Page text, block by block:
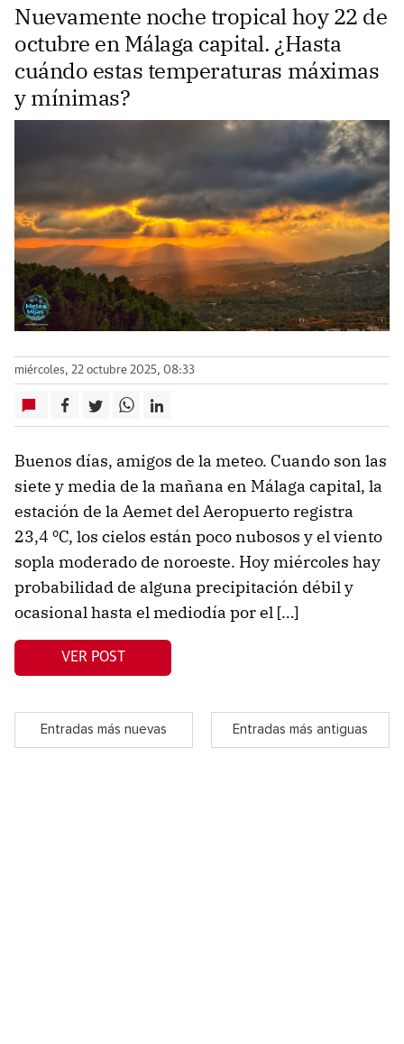
Nuevamente noche tropical hoy 22 de
octubre en Málaga capital. ¿Hasta
cuándo estas temperaturas máximas
y mínimas?
miércoles, 22 octubre 2025, 08:33
Buenos días, amigos de la meteo. Cuando son las
siete y media de la mañana en Málaga capital, la
estación de la Aemet del Aeropuerto registra
23,4 ºC, los cielos están poco nubosos y el viento
sopla moderado de noroeste. Hoy miércoles hay
probabilidad de alguna precipitación débil y
ocasional hasta el mediodía por el […]
VER POST
Entradas más nuevas Entradas más antiguas